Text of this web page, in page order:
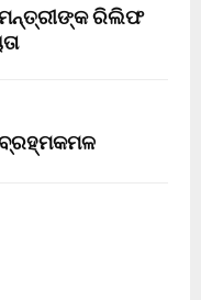
ରିଲିଫ
ବ୍ରହ୍ମକମଳ